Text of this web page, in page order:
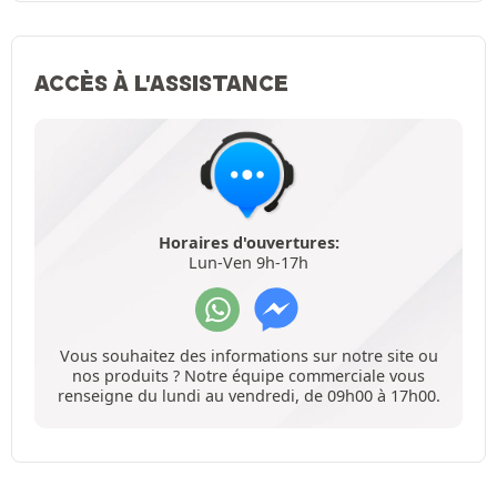
ACCÈS À L'ASSISTANCE
Horaires d'ouvertures:
Lun-Ven 9h-17h
Vous souhaitez des informations sur notre site ou
nos produits ? Notre équipe commerciale vous
renseigne du lundi au vendredi, de 09h00 à 17h00.